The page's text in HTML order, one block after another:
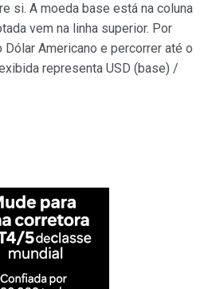
si. A moeda base está na coluna
vem na linha superior. Por
Americano e percorrer até o
representa USD (base) /